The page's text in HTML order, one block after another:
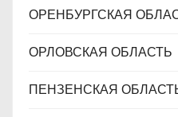
ОРЕНБУРГСКАЯ
ОРЛОВСКАЯ ОБЛАСТЬ
ПЕНЗЕНСКАЯ